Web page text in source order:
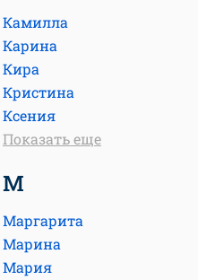
Камилла
Карина
Кира
Кристина
Ксения
Показать еще
М
Маргарита
Марина
Мария